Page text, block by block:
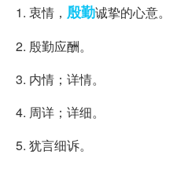
1. 衷情， 殷勤诚挚的心意。
2. 殷勤应酬。
3. 内情；详情。
4. 周详；详细。
5. 犹言细诉。